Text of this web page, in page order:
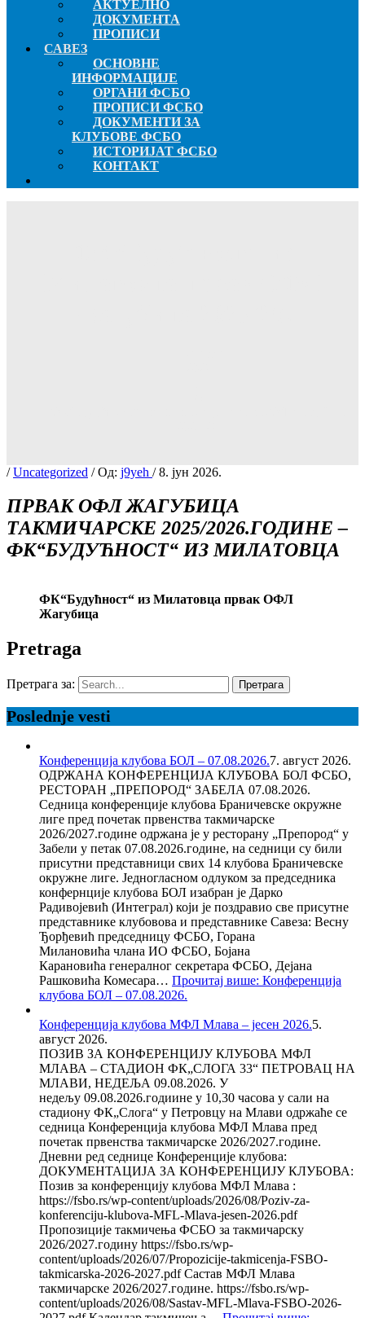
АКТУЕЛНО
ДОКУМЕНТА
ПРОПИСИ
САВЕЗ
ОСНОВНЕ
ИНФОРМАЦИЈЕ
ОРГАНИ ФСБО
ПРОПИСИ ФСБО
ДОКУМЕНТИ ЗА
КЛУБОВЕ ФСБО
ИСТОРИЈАТ ФСБО
КОНТАКТ
/Uncategorized / Од: j9yeh /8. јун 2026.
ПРВАК ОФЛ ЖАГУБИЦА
ТАКМИЧАРСКЕ 2025/2026.ГОДИНЕ –
ФК“БУДУЋНОСТ“ ИЗ МИЛАТОВЦА
ФК“Будућност“ из Милатовца првак ОФЛ
Жагубица
Pretraga
Претрага за:
Poslednje vesti
Конференција клубова БОЛ – 07.08.2026.7. август 2026.
ОДРЖАНА КОНФЕРЕНЦИЈА КЛУБОВА БОЛ ФСБО,
РЕСТОРАН „ПРЕПОРОД“ ЗАБЕЛА 07.08.2026.
Седница конференције клубова Браничевске окружне
лиге пред почетак првенства такмичарске
2026/2027.године одржана је у ресторану „Препород“ у
Забели у петак 07.08.2026.године, на седници су били
присутни представници свих 14 клубова Браничевске
окружне лиге. Једногласном одлуком за председника
конфернције клубова БОЛ изабран је Дарко
Радивојевић (Интеграл) који је поздравио све присутне
представнике клубовова и представнике Савеза: Весну
Ђорђевић председницу ФСБО, Горана
Милановића члана ИО ФСБО, Бојана
Карановића генералног секретара ФСБО, Дејана
Рашковића Комесара… Прочитај више: Конференција
клубова БОЛ – 07.08.2026.
Конференција клубова МФЛ Млава – јесен 2026.5.
август 2026.
ПОЗИВ ЗА КОНФЕРЕНЦИЈУ КЛУБОВА МФЛ
МЛАВА – СТАДИОН ФК„СЛОГА 33“ ПЕТРОВАЦ НА
МЛАВИ, НЕДЕЉА 09.08.2026. У
недељу 09.08.2026.годиине у 10,30 часова у сали на
стадиону ФК„Слога“ у Петровцу на Млави одржаће се
седница Конференција клубова МФЛ Млава пред
почетак првенства такмичарске 2026/2027.године.
Дневни ред седнице Конференције клубова:
ДОКУМЕНТАЦИЈА ЗА КОНФЕРЕНЦИЈУ КЛУБОВА:
Позив за конференцију клубова МФЛ Млава :
https://fsbo.rs/wp-content/uploads/2026/08/Poziv-za-
konferenciju-klubova-MFL-Mlava-jesen-2026.pdf
Пропозиције такмичења ФСБО за такмичарску
2026/2027.годину https://fsbo.rs/wp-
content/uploads/2026/07/Propozicije-takmicenja-FSBO-
takmicarska-2026-2027.pdf Састав МФЛ Млава
такмичарске 2026/2027.године. https://fsbo.rs/wp-
content/uploads/2026/08/Sastav-MFL-Mlava-FSBO-2026-